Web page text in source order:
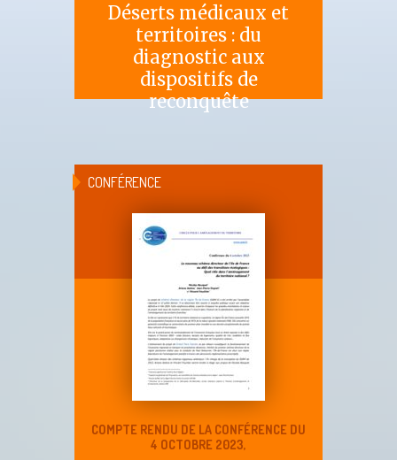
Déserts médicaux et
territoires : du
diagnostic aux
dispositifs de
reconquête
CONFÉRENCE
COMPTE RENDU DE LA CONFÉRENCE DU
4 OCTOBRE 2023,